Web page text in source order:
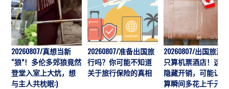
20260807/真想当新
“狼”！多伦多郊狼竟然
登堂入室上大炕，想
与主人共枕眠:)
20260807/准备出国旅
行吗？你可能不知道
关于旅行保险的真相
20260807/出国旅游
只算机票酒店！这7
隐藏开销，可能让预
算瞬间多花上千元